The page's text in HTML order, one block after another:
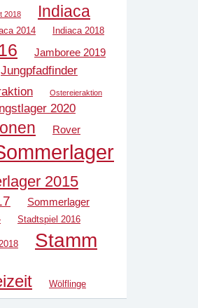
2018 Indiaca
2014 Indiaca 2018
Jamboree 2019
Jungpfadfinder
Ostereieraktion
2020
Rover
2015
Sommerlager
Stadtspiel 2016
Stamm
Wölflinge